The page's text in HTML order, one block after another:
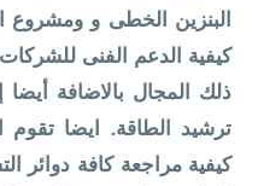
البنزين الخطى و ومشروع
كيفية الدعم الفنى
ذلك المجال بالاضافة
ترشيد الطاقة. ايضا
كيفية مراجعة كافة دوائر